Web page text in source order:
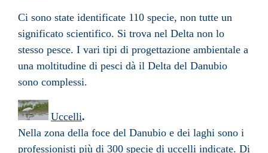
Ci sono state identificate 110 specie, non tutte un
significato scientifico. Si trova nel Delta non lo
stesso pesce. I vari tipi di progettazione ambientale a
una moltitudine di pesci dà il Delta del Danubio
sono complessi.
Uccelli.
Nella zona della foce del Danubio e dei laghi sono i
professionisti più di 300 specie di uccelli indicate. Di